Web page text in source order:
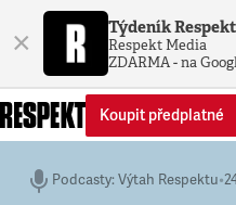
× Týdeník Respekt
Respekt Media
ZDARMA - na
Koupit předplatné
Podcasty: Výtah Respektu•